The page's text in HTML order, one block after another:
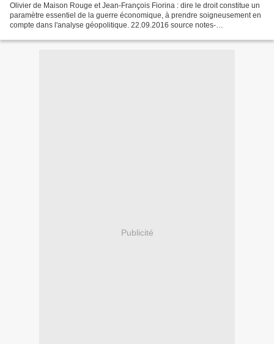
Olivier de Maison Rouge et Jean-François Fiorina : dire le droit constitue un
paramètre essentiel de la guerre économique, à prendre soigneusement en
compte dans l'analyse géopolitique. 22.09.2016 source notes-
Publicité